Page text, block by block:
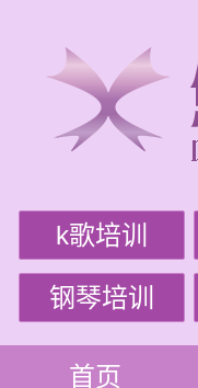
k歌培训
钢琴培训
首页